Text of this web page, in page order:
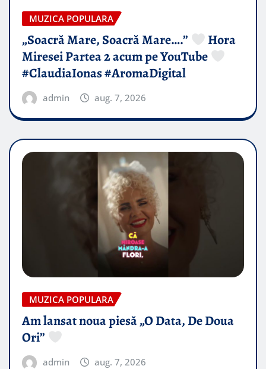
MUZICA POPULARA
„Soacră Mare, Soacră Mare….”
Hora
Miresei Partea 2 acum pe YouTube
#ClaudiaIonas #AromaDigital
admin aug. 7, 2026
MUZICA POPULARA
Am lansat noua piesă „O Data, De Doua
Ori”
admin aug. 7, 2026